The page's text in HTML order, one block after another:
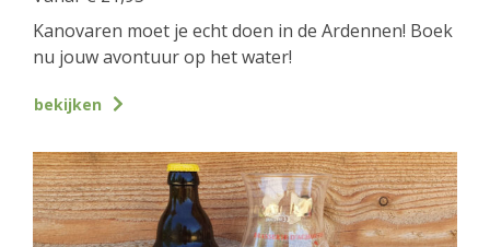
Kanovaren moet je echt doen in de Ardennen! Boek
nu jouw avontuur op het water!
bekijken